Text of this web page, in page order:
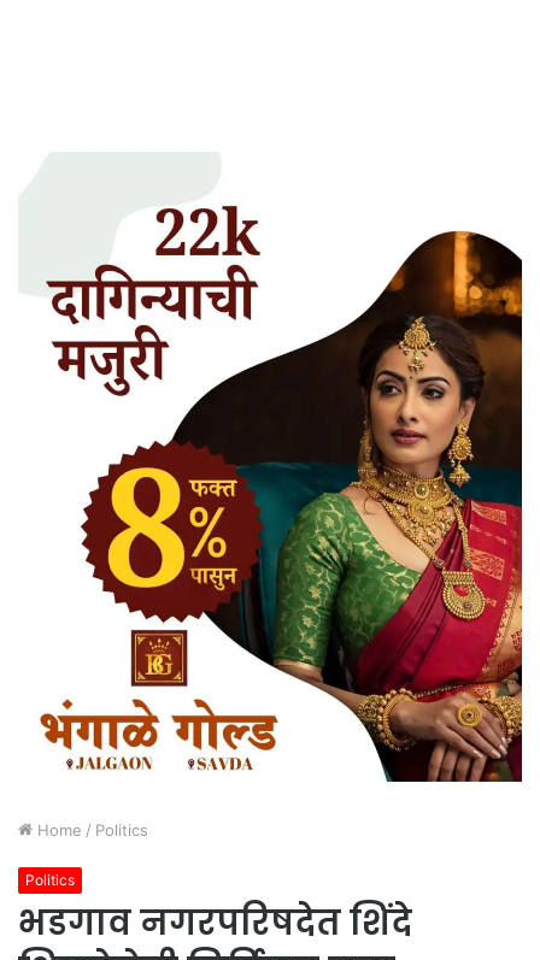
Home / Politics
Politics
भडगाव नगरपरिषदेत शिंदे